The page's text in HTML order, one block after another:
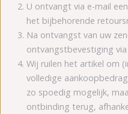
U ontvangt via e-mail
het bijbehorende
Na ontvangst van uw
ontvangstbevestiging via
Wij ruilen het artikel om
volledige
zo spoedig mogelijk,
ontbinding terug,